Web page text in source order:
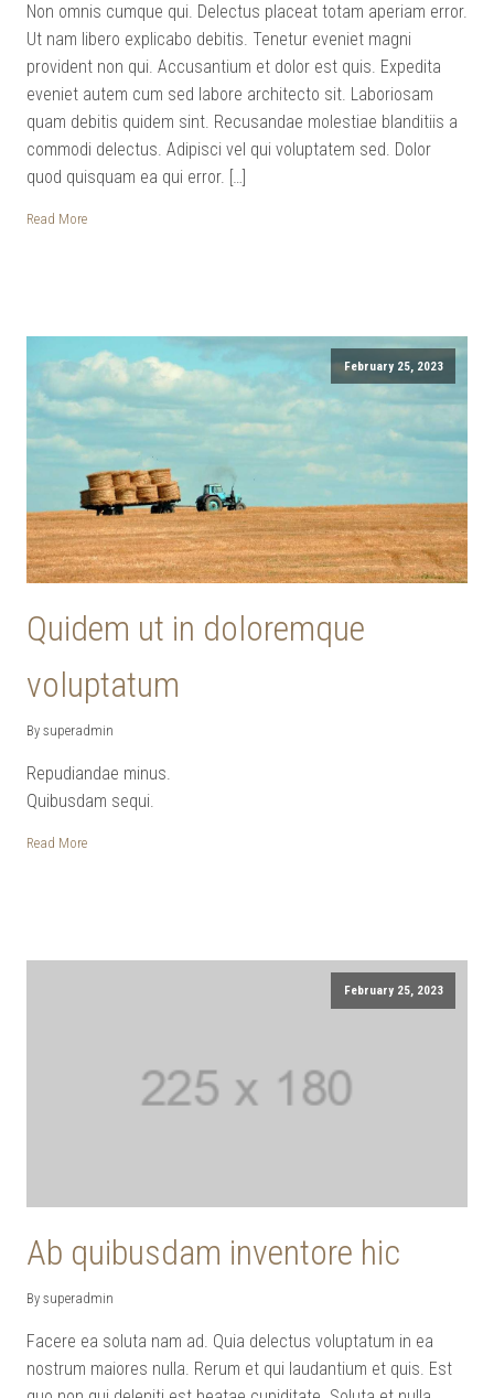
Non omnis cumque qui. Delectus placeat totam aperiam error.
Ut nam libero explicabo debitis. Tenetur eveniet magni
provident non qui. Accusantium et dolor est quis. Expedita
eveniet autem cum sed labore architecto sit. Laboriosam
quam debitis quidem sint. Recusandae molestiae blanditiis a
commodi delectus. Adipisci vel qui voluptatem sed. Dolor
quod quisquam ea qui error. […]
Read More
February 25, 2023
Quidem ut in doloremque
voluptatum
By superadmin
Repudiandae minus.
Quibusdam sequi.
Read More
February 25, 2023
Ab quibusdam inventore hic
By superadmin
Facere ea soluta nam ad. Quia delectus voluptatum in ea
nostrum maiores nulla. Rerum et qui laudantium et quis. Est